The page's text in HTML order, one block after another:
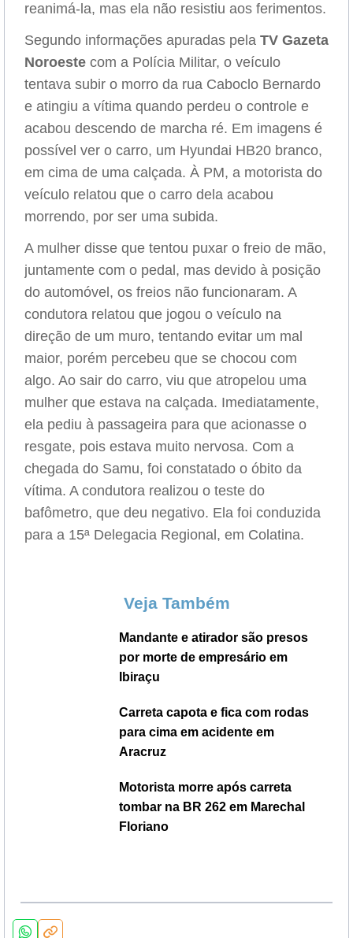
reanimá-la, mas ela não resistiu aos ferimentos.
Segundo informações apuradas pela TV Gazeta
Noroeste com a Polícia Militar, o veículo
tentava subir o morro da rua Caboclo Bernardo
e atingiu a vítima quando perdeu o controle e
acabou descendo de marcha ré. Em imagens é
possível ver o carro, um Hyundai HB20 branco,
em cima de uma calçada. À PM, a motorista do
veículo relatou que o carro dela acabou
morrendo, por ser uma subida.
A mulher disse que tentou puxar o freio de mão,
juntamente com o pedal, mas devido à posição
do automóvel, os freios não funcionaram. A
condutora relatou que jogou o veículo na
direção de um muro, tentando evitar um mal
maior, porém percebeu que se chocou com
algo. Ao sair do carro, viu que atropelou uma
mulher que estava na calçada. Imediatamente,
ela pediu à passageira para que acionasse o
resgate, pois estava muito nervosa. Com a
chegada do Samu, foi constatado o óbito da
vítima. A condutora realizou o teste do
bafômetro, que deu negativo. Ela foi conduzida
para a 15ª Delegacia Regional, em Colatina.
Veja Também
Mandante e atirador são presos
por morte de empresário em
Ibiraçu
Carreta capota e fica com rodas
para cima em acidente em
Aracruz
Motorista morre após carreta
tombar na BR 262 em Marechal
Floriano